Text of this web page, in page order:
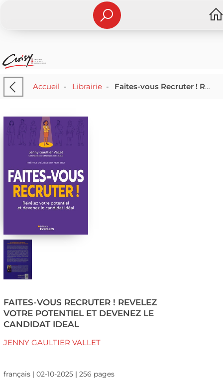
Accueil - Librairie- Faites-vous Recruter ! Revelez Votre Potentiel Et Devenez Le Candidat Ideal
FAITES-VOUS RECRUTER ! REVELEZ
VOTRE POTENTIEL ET DEVENEZ LE
CANDIDAT IDEAL
JENNY GAULTIER VALLET
français | 02-10-2025 | 256 pages